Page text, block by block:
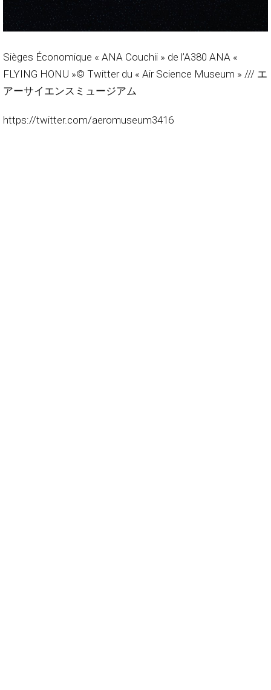
Sièges Économique « ANA Couchii » de l’A380 ANA «
FLYING HONU »© Twitter du « Air Science Museum » /// エ
アーサイエンスミュージアム
https://twitter.com/aeromuseum3416